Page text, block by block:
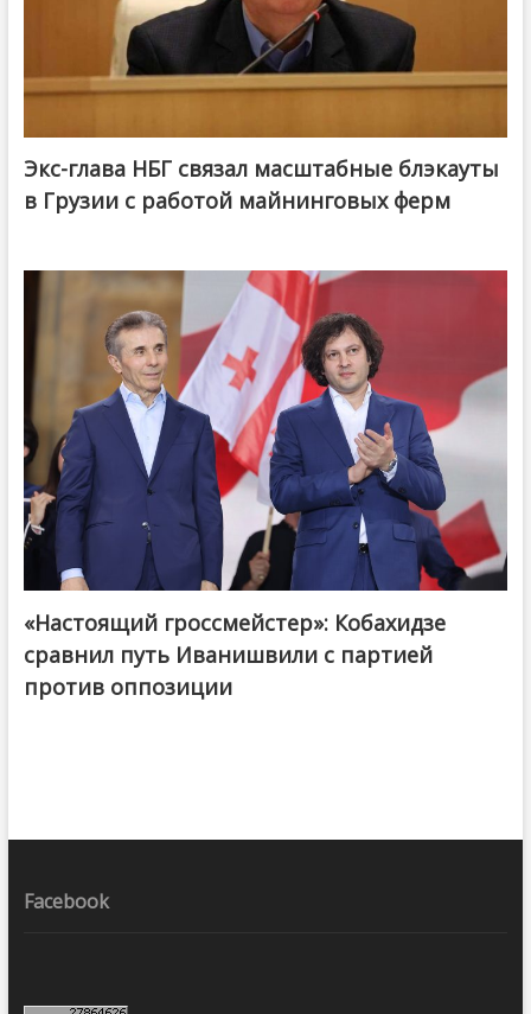
Экс-глава НБГ связал масштабные блэкауты
в Грузии с работой майнинговых ферм
@ქართული ოცნება / Georgian Dream
«Настоящий гроссмейстер»: Кобахидзе
сравнил путь Иванишвили с партией
против оппозиции
Facebook